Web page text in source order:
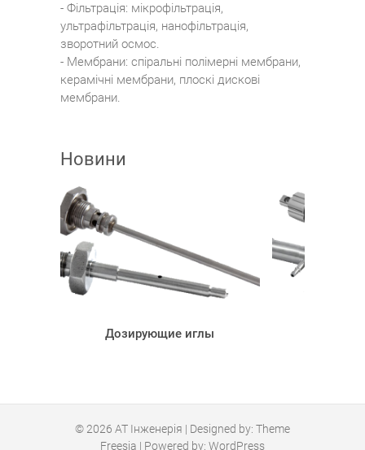
- Фільтрація: мікрофільтрація,
ультрафільтрація, нанофільтрація,
зворотний осмос.
- Мембрани: спіральні полімерні мембрани,
керамічні мембрани, плоскі дискові
мембрани.
Новини
Дозирующие иглы
© 2026 АТ Інженерія | Designed by: Theme
Freesia | Powered by: WordPress